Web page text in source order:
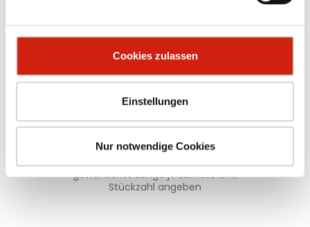
Cookies zulassen
Einstellungen
Nur notwendige Cookies
Schweißlamelle
Systemabsaughaube
Mindestlänge: 1000 mm. Bitte
gewünschte Länge je Lamelle und
Stückzahl angeben